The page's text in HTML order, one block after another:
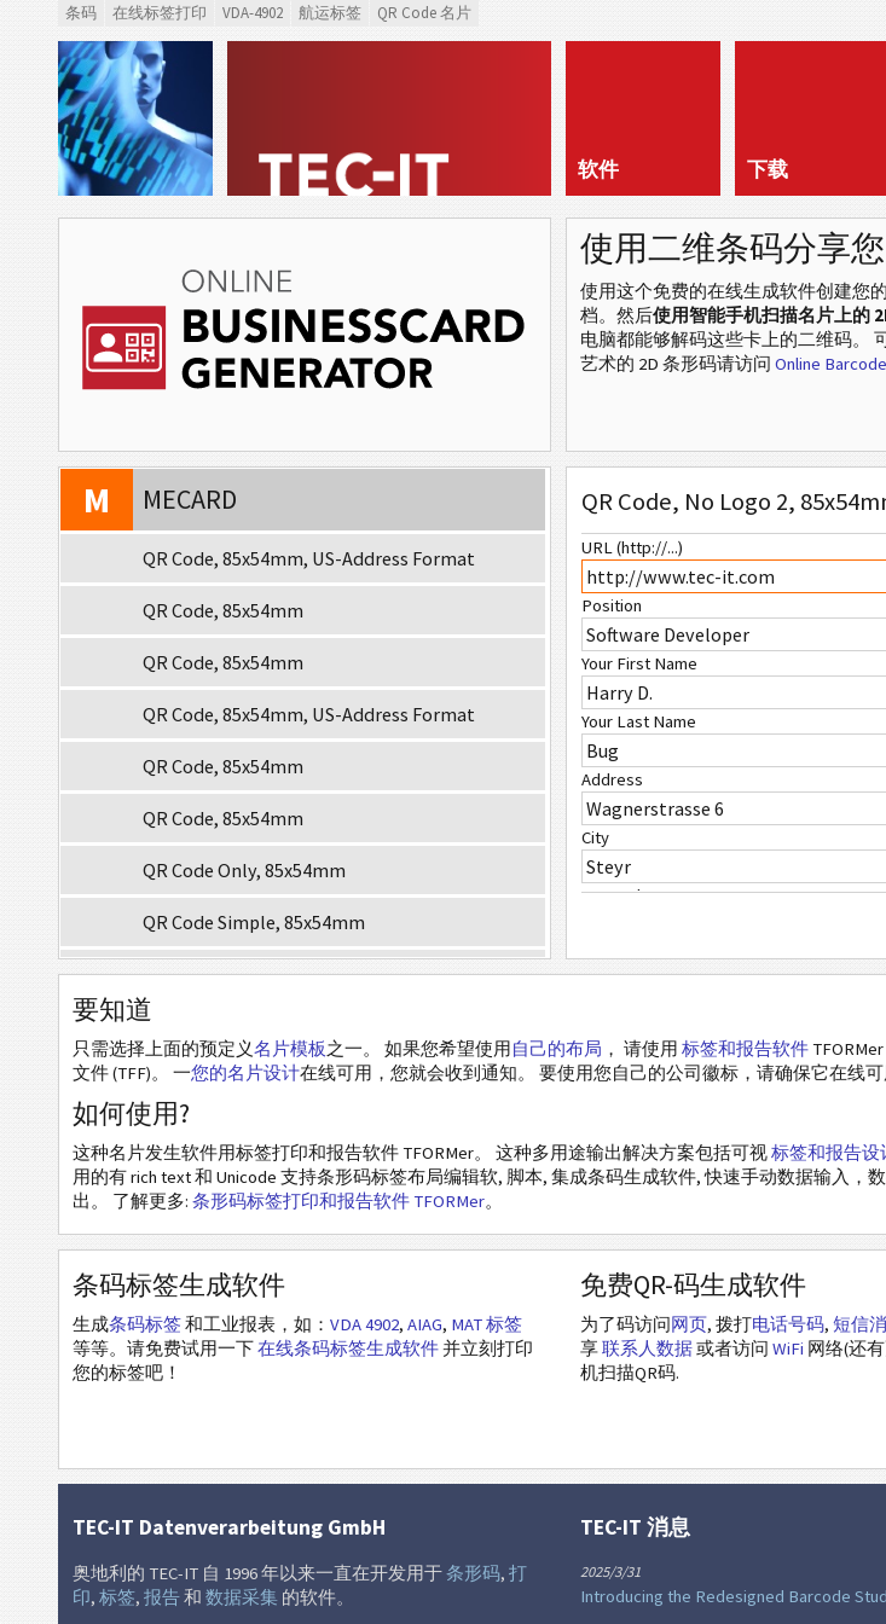
条码 在线标签打印 VDA-4902 航运标签 QR Code 名片
软件 下载
使用二维条码分享您
使用这个免费的在线生成软件创建您的
档。然后使用智能手机扫描名片上的
电脑都能够解码这些卡上的二维码。
艺术的 2D 条形码请访问 Online
M MECARD
QR Code, 85x54mm, US-Address Format
QR Code, 85x54mm
QR Code, 85x54mm
QR Code, 85x54mm, US-Address Format
QR Code, 85x54mm
QR Code, 85x54mm
QR Code Only, 85x54mm
QR Code Simple, 85x54mm
QR Code, No Logo 1, 85x54mm
QR Code, No Logo 2, 85x54mm
QR Code, No Logo 3, 85x54mm
白 白色
水 水果
圣 圣诞节
非 非洲
自 自定义
QR Code, No Logo 2,
URL (http://...)
Position
Your First Name
Your Last Name
Address
City
ZIP Code
Country
FAX Number
要知道
只需选择上面的预定义名片模板之一。 如果您希望使用自己的布局 ， 请使用 标签和报告软件
文件 (TFF)。 一您的名片设计在线可用，您就会收到通知。 要使用您自己的公司徽标，请确保它在线可
如何使用?
这种名片发生软件用标签打印和报告软件 TFORMer。 这种多用途输出解决方案包括可视标签和报告设
用的有 rich text 和 Unicode 支持条形码标签布局编辑软, 脚本, 集成条码生成软件, 快速手动数据输入，
出。 了解更多: 条形码标签打印和报告软件 TFORMer。
条码标签生成软件
生成条码标签和工业报表，如： VDA 4902, AIAG, MAT 标签
等等。请免费试用一下在线条码标签生成软件并立刻打印
您的标签吧！
免费QR-码生成软件
为了码访问网页, 拨打电话号码, 短信
享联系人数据或者访问 WiFi 网络(还
机扫描QR码.
TEC-IT Datenverarbeitung GmbH
奥地利的 TEC-IT 自 1996 年以来一直在开发用于条形码, 打
印, 标签, 报告和 数据采集 的软件。
TEC-IT 消息
2025/3/31
Introducing the Redesigned Barcode